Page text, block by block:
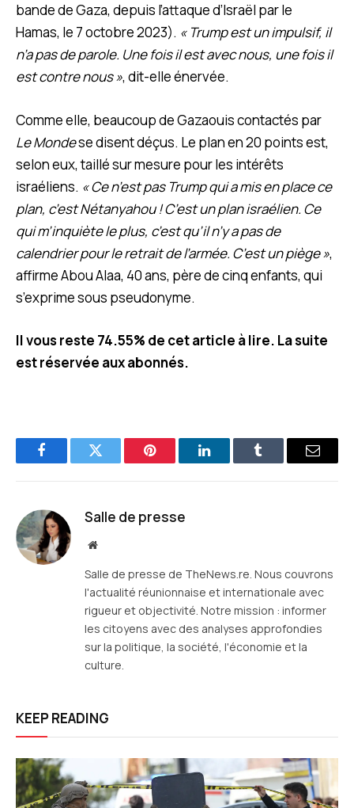
bande de Gaza, depuis l’attaque d’Israël par le
Hamas, le 7 octobre 2023). « Trump est un impulsif, il
n’a pas de parole. Une fois il est avec nous, une fois il
est contre nous », dit-elle énervée.
Comme elle, beaucoup de Gazaouis contactés par
Le Mondese disent déçus. Le plan en 20 points est,
selon eux, taillé sur mesure pour les intérêts
israéliens. « Ce n’est pas Trump qui a mis en place ce
plan, c’est Nétanyahou ! C’est un plan israélien. Ce
qui m’inquiète le plus, c’est qu’il n’y a pas de
calendrier pour le retrait de l’armée. C’est un piège »,
affirme Abou Alaa, 40 ans, père de cinq enfants, qui
s’exprime sous pseudonyme.
Il vous reste 74.55% de cet article à lire. La suite
est réservée aux abonnés.
FacebookTwitter Pinterest LinkedInTumblr
E-
Salle de presse
Site
Salle de presse de TheNews.re. Nous couvrons
l'actualité réunionnaise et internationale avec
rigueur et objectivité. Notre mission : informer
les citoyens avec des analyses approfondies
sur la politique, la société, l'économie et la
culture.
KEEP READING